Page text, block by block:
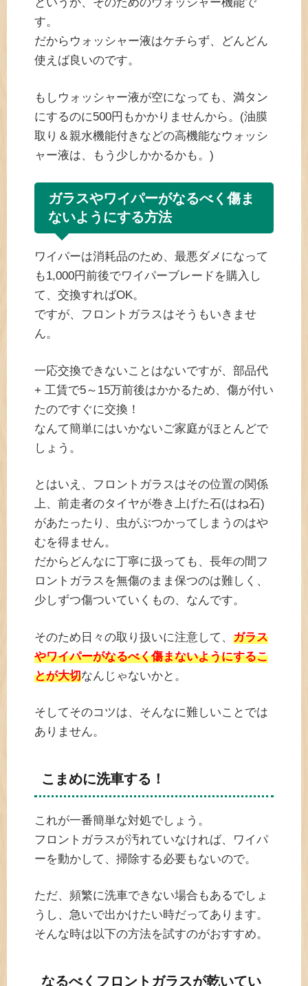
す。
だからウォッシャー液はケチらず、どんどん
使えば良いのです。
もしウォッシャー液が空になっても、満タン
にするのに500円もかかりませんから。(油膜
取り＆親水機能付きなどの高機能なウォッシ
ャー液は、もう少しかかるかも。)
ガラスやワイパーがなるべく傷ま
ないようにする方法
ワイパーは消耗品のため、最悪ダメになって
も1,000円前後でワイパーブレードを購入し
て、交換すればOK。
ですが、フロントガラスはそうもいきませ
ん。
一応交換できないことはないですが、部品代
+ 工賃で5～15万前後はかかるため、傷が付い
たのですぐに交換！
なんて簡単にはいかないご家庭がほとんどで
しょう。
とはいえ、フロントガラスはその位置の関係
上、前走者のタイヤが巻き上げた石(はね石)
があたったり、虫がぶつかってしまうのはや
むを得ません。
だからどんなに丁寧に扱っても、長年の間フ
ロントガラスを無傷のまま保つのは難しく、
少しずつ傷ついていくもの、なんです。
そのため日々の取り扱いに注意して、 ガラス
やワイパーがなるべく傷まないようにするこ
とが大切なんじゃないかと。
そしてそのコツは、そんなに難しいことでは
ありません。
こまめに洗車する！
これが一番簡単な対処でしょう。
フロントガラスが汚れていなければ、ワイパ
ーを動かして、掃除する必要もないので。
ただ、頻繁に洗車できない場合もあるでしょ
うし、急いで出かけたい時だってあります。
そんな時は以下の方法を試すのがおすすめ。
なるべくフロントガラスが乾いてい